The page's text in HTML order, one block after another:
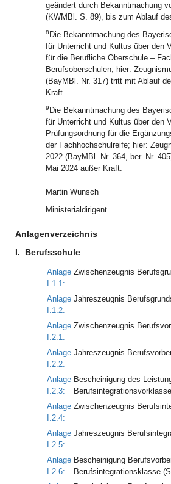
geändert durch Bekanntmachung
(KWMBl. S. 89), bis zum Ablauf
8 Die Bekanntmachung des
für Unterricht und Kultus über den
für die Berufliche Oberschule –
Berufsoberschulen; hier:
(BayMBl. Nr. 317) tritt mit Ablauf
Kraft.
9 Die Bekanntmachung des
für Unterricht und Kultus über den
Prüfungsordnung für die
der Fachhochschulreife; hier:
2022 (BayMBl. Nr. 364, ber. Nr.
Mai 2024 außer Kraft.
Martin Wunsch
Ministerialdirigent
Anlagenverzeichnis
I.
Berufsschule
Anlage
I.1.1:
Zwischenzeugnis
Anlage
I.1.2:
Jahreszeugnis
Anlage
I.2.1:
Zwischenzeugnis
Anlage
I.2.2:
Jahreszeugnis
Anlage
I.2.3:
Bescheinigung des
Berufsintegrationsvorklasse
Anlage
I.2.4:
Zwischenzeugnis
Anlage
I.2.5:
Jahreszeugnis
Anlage
I.2.6:
Bescheinigung
Berufsintegrationsklasse